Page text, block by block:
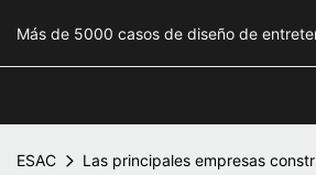
Más de 5000 casos de diseño de
ESAC Las principales empresas